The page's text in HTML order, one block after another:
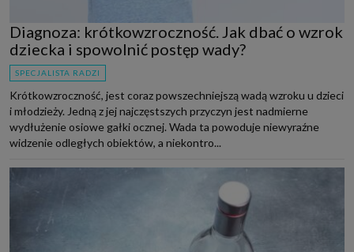
Diagnoza: krótkowzroczność. Jak dbać o wzrok
dziecka i spowolnić postęp wady?
SPECJALISTA RADZI
Krótkowzroczność, jest coraz powszechniejszą wadą wzroku u dzieci
i młodzieży. Jedną z jej najczęstszych przyczyn jest nadmierne
wydłużenie osiowe gałki ocznej. Wada ta powoduje niewyraźne
widzenie odległych obiektów, a niekontro...